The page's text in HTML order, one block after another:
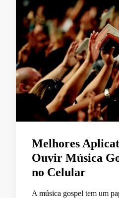
Melhores
Ouvir Música
no Celular
A música gospel tem um